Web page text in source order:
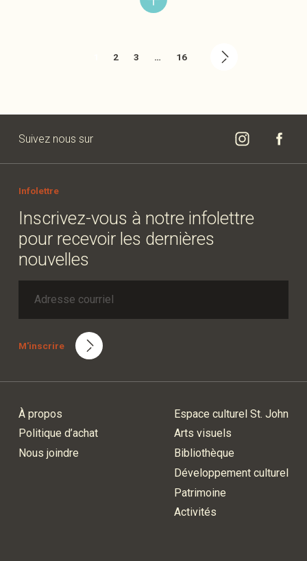
2 3 … 16
Suivez nous sur
Infolettre
Inscrivez-vous à notre infolettre
pour recevoir les dernières
nouvelles
M'inscrire
À propos
Politique d’achat
Nous joindre
Espace culturel St. John
Arts visuels
Bibliothèque
Développement culturel
Patrimoine
Activités